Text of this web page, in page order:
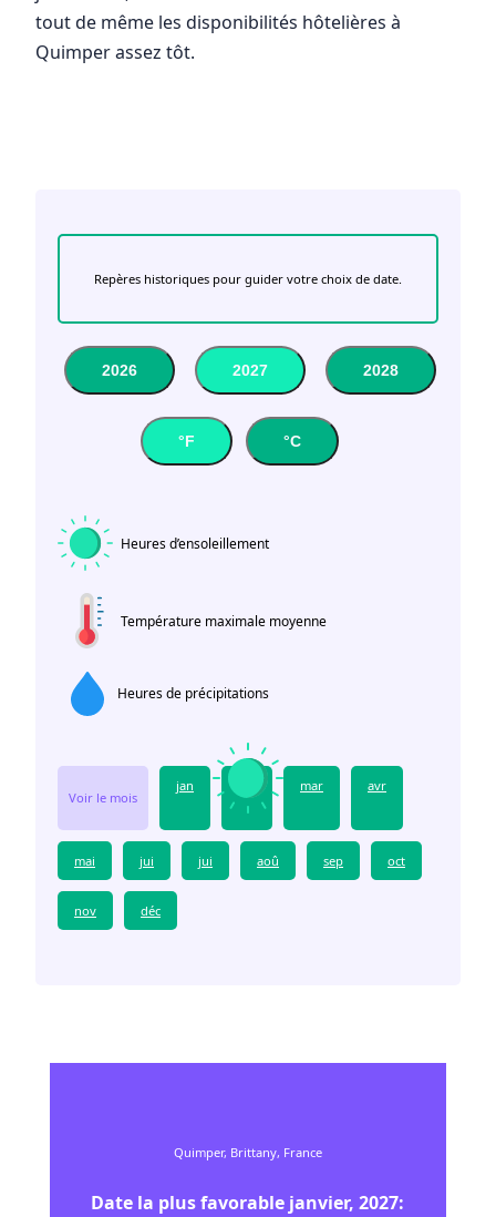
tout de même les disponibilités hôtelières à
Quimper assez tôt.
Repères historiques pour guider votre choix de date.
2026 2027 2028
°F °C
Heures d’ensoleillement
Température maximale moyenne
Heures de précipitations
Voir le mois
jan mar avr
mai jui jui aoû sep oct
nov déc
Quimper, Brittany, France
Date la plus favorable janvier, 2027: